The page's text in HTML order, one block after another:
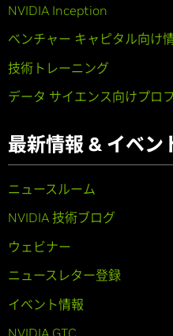
NVIDIA Inception
ベンチャー キャピタル向け
技術トレーニング
データ サイエンス向けプロ
最新情報 & イベン
ニュースルーム
NVIDIA 技術ブログ
ウェビナー
ニュースレター登録
イベント情報